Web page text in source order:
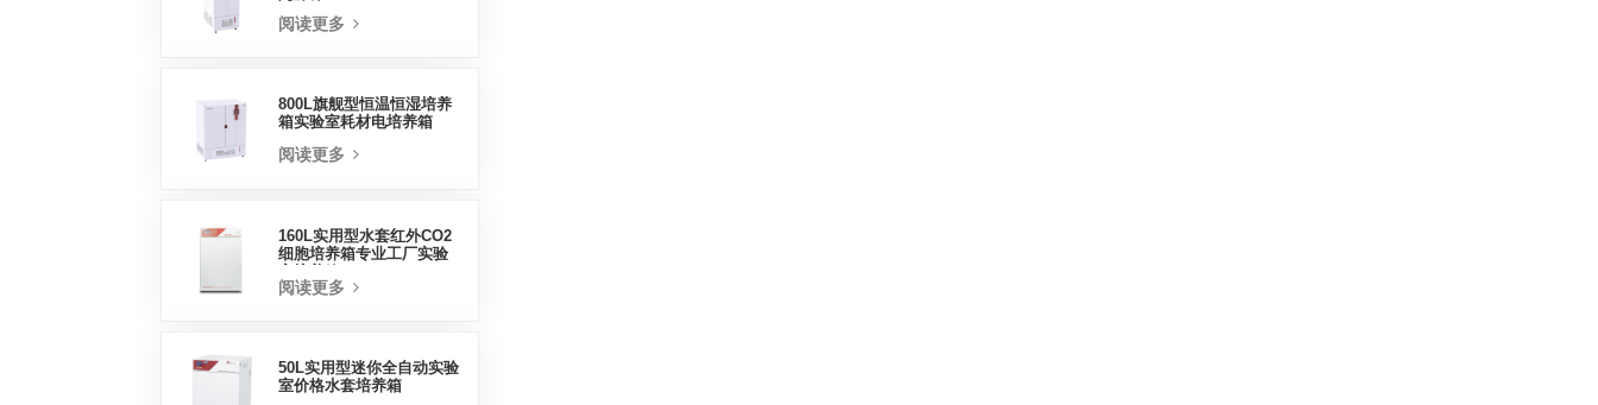
阅读更多
800L旗舰型恒温恒湿培养
箱实验室耗材电培养箱
阅读更多
160L实用型水套红外CO2
细胞培养箱专业工厂实验
阅读更多
50L实用型迷你全自动实验
室价格水套培养箱